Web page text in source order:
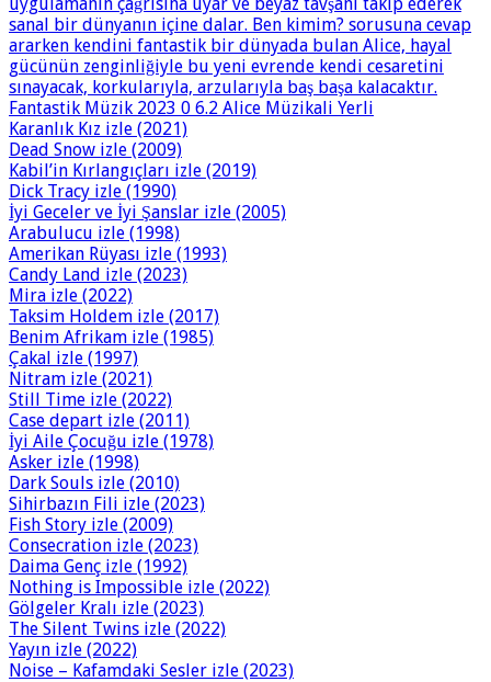
sanal bir dünyanın içine dalar. Ben kimim? sorusuna cevap
ararken kendini fantastik bir dünyada bulan Alice, hayal
gücünün zenginliğiyle bu yeni evrende kendi cesaretini
sınayacak, korkularıyla, arzularıyla baş başa kalacaktır.
Fantastik Müzik 2023 0 6.2 Alice Müzikali Yerli
Karanlık Kız izle (2021)
Dead Snow izle (2009)
Kabil’in Kırlangıçları izle (2019)
Dick Tracy izle (1990)
İyi Geceler ve İyi Şanslar izle (2005)
Arabulucu izle (1998)
Amerikan Rüyası izle (1993)
Candy Land izle (2023)
Mira izle (2022)
Taksim Holdem izle (2017)
Benim Afrikam izle (1985)
Çakal izle (1997)
Nitram izle (2021)
Still Time izle (2022)
Case depart izle (2011)
İyi Aile Çocuğu izle (1978)
Asker izle (1998)
Dark Souls izle (2010)
Sihirbazın Fili izle (2023)
Fish Story izle (2009)
Consecration izle (2023)
Daima Genç izle (1992)
Nothing is Impossible izle (2022)
Gölgeler Kralı izle (2023)
The Silent Twins izle (2022)
Yayın izle (2022)
Noise – Kafamdaki Sesler izle (2023)